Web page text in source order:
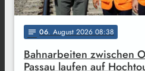
notes 06. August 2026 08:38
Bahnarbeiten zwischen
Passau laufen auf